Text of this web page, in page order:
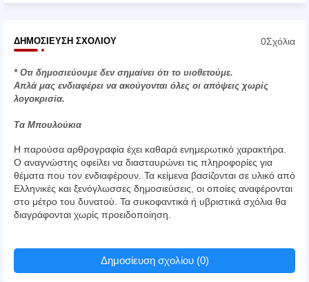
ΔΗΜΟΣΊΕΥΣΗ ΣΧΟΛΊΟΥ 0Σχόλια
* Οτι δημοσιεύουμε δεν σημαίνει ότι το υιοθετούμε.
Απλά μας ενδιαφέρει να ακούγονται όλες οι απόψεις χωρίς
λογοκρισία.
Τα Μπουλούκια
Η παρούσα αρθρογραφία έχει καθαρά ενημερωτικό χαρακτήρα.
Ο αναγνώστης οφείλει να διασταυρώνει τις πληροφορίες για
θέματα που τον ενδιαφέρουν. Τα κείμενα βασίζονται σε υλικό από
Ελληνικές και ξενόγλωσσες δημοσιεύσεις, οι οποίες αναφέρονται
στο μέτρο του δυνατού. Τα συκοφαντικά ή υβριστικά σχόλια θα
διαγράφονται χωρίς προειδοποίηση.
Δημοσίευση σχολίου (0)